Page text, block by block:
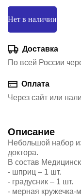
Нет в наличии
Доставка
По всей России
Оплата
Через сайт или
Описание
Небольшой набор
доктора.
В состав
- шприц – 1 шт.
- градусник – 1 шт.
- мерная кружечка-